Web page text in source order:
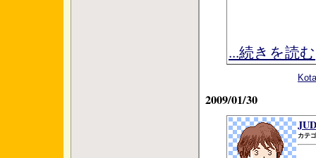
...続きを読む
2009/01/30
カテ